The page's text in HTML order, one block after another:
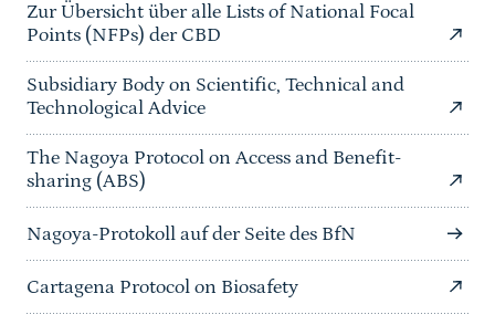
Zur Übersicht über alle Lists of National Focal
Points (NFPs) der CBD
Subsidiary Body on Scientific, Technical and
Technological Advice
The Nagoya Protocol on Access and Benefit-
sharing (ABS)
Nagoya-Protokoll auf der Seite des BfN
Cartagena Protocol on Biosafety